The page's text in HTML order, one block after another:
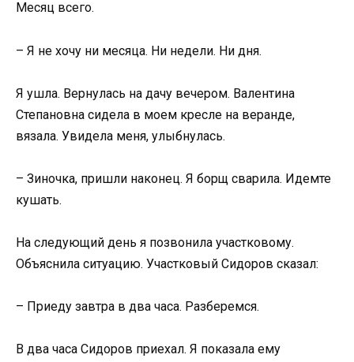
Месяц всего.
– Я не хочу ни месяца. Ни недели. Ни дня.
Я ушла. Вернулась на дачу вечером. Валентина
Степановна сидела в моем кресле на веранде,
вязала. Увидела меня, улыбнулась.
– Зиночка, пришли наконец. Я борщ сварила. Идемте
кушать.
На следующий день я позвонила участковому.
Объяснила ситуацию. Участковый Сидоров сказал:
– Приеду завтра в два часа. Разберемся.
В два часа Сидоров приехал. Я показала ему